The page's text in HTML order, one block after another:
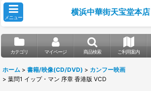
メニュー
横浜中華街天宝堂本店
カテゴリ マイページ 商品検索 ご利用案内
ホーム > 書籍/映像(CD/DVD) > カンフー映画
> 葉問1 イップ・マン 序章 香港版 VCD